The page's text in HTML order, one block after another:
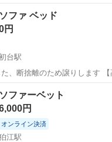
ベッドですが、5,000円でお
便利な4WAY仕様： 「ソファ」
ベッド
ソファ ベッド
円
台駅
のため譲りします 【高品質】【ラテック
用 ペットにやさしい機能性
要お手入れ簡単 2WAY 、フロアソファ、
ン...
ベッド
ソファーベット
円
オンライン決済
江駅